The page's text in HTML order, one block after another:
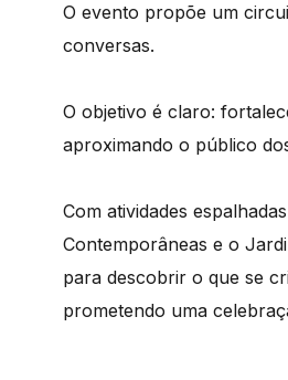
O evento propõe um
conversas.
O objetivo é claro:
aproximando o público
Com atividades
Contemporâneas e o
para descobrir o que se
prometendo uma